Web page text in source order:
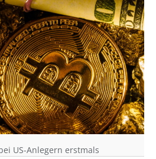
US-Anlegern erstmals